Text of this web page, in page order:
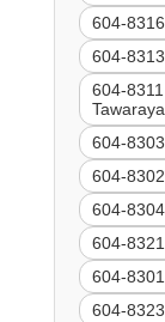
604-
604-
604-8311
604-
604-
604-
604-
604-
604-